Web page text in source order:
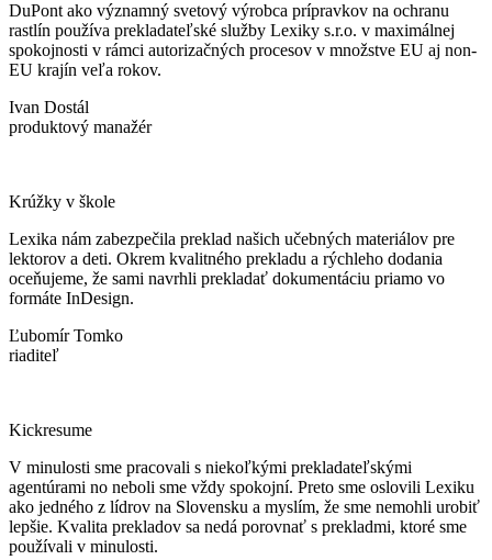
DuPont ako významný svetový výrobca prípravkov na ochranu
rastlín používa prekladateľské služby Lexiky s.r.o. v maximálnej
spokojnosti v rámci autorizačných procesov v množstve EU aj non-
EU krajín veľa rokov.
Ivan Dostál
produktový manažér
Krúžky v škole
Lexika nám zabezpečila preklad našich učebných materiálov pre
lektorov a deti. Okrem kvalitného prekladu a rýchleho dodania
oceňujeme, že sami navrhli prekladať dokumentáciu priamo vo
formáte InDesign.
Ľubomír Tomko
riaditeľ
Kickresume
V minulosti sme pracovali s niekoľkými prekladateľskými
agentúrami no neboli sme vždy spokojní. Preto sme oslovili Lexiku
ako jedného z lídrov na Slovensku a myslím, že sme nemohli urobiť
lepšie. Kvalita prekladov sa nedá porovnať s prekladmi, ktoré sme
používali v minulosti.